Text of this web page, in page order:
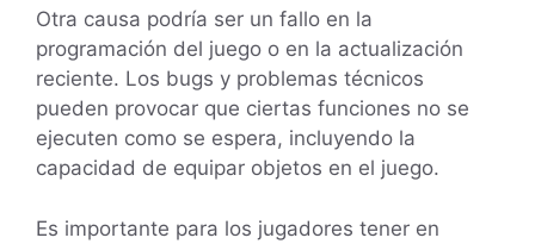
Otra causa podría ser un fallo en la
programación del juego o en la actualización
reciente. Los bugs y problemas técnicos
pueden provocar que ciertas funciones no se
ejecuten como se espera, incluyendo la
capacidad de equipar objetos en el juego.
Es importante para los jugadores tener en